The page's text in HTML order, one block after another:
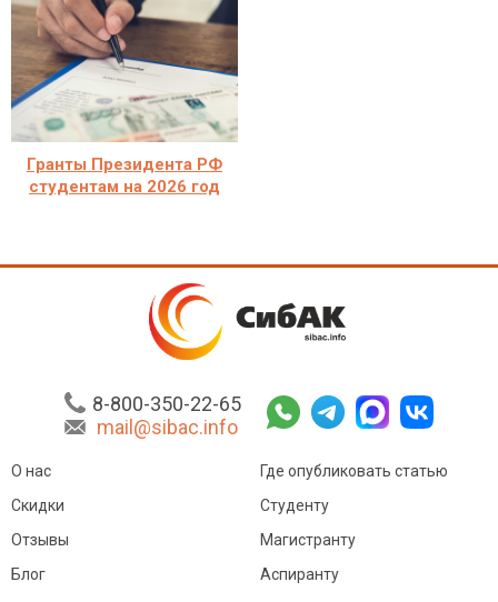
Гранты Президента РФ
студентам на 2026 год
8-800-350-22-65
mail@sibac.info
О нас
Скидки
Отзывы
Блог
Где опубликовать статью
Студенту
Магистранту
Аспиранту